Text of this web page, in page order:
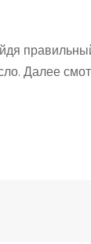
Далее